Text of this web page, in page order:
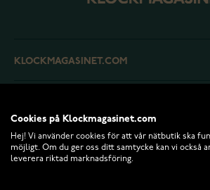
KLOCKMAGASINET.COM
RETURER OCH VILLKOR
Cookies på Klockmagasinet.com
Hej! Vi använder cookies för att vår nätbutik ska
möjligt. Om du ger oss ditt samtycke kan vi också
leverera riktad marknadsföring.